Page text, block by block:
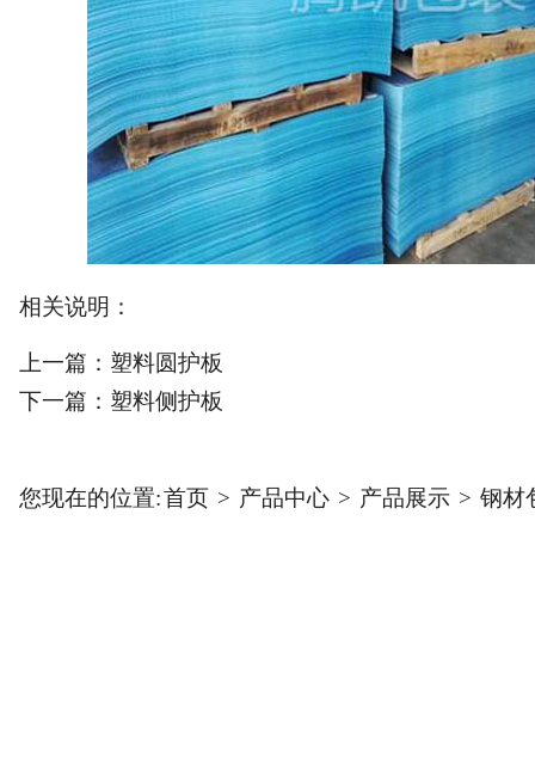
相关说明：
上一篇： 塑料圆护板
下一篇： 塑料侧护板
您现在的位置:首页 > 产品中心 > 产品展示 > 钢材